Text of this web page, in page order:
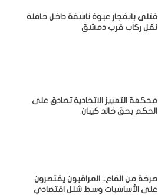
قتلى بانفجار عبوة ناسفة داخل حافلة
نقل ركاب قرب دمشق
محكمة التمييز الاتحادية تصادق على
الحكم بحق خالد كيبان
صرخة من القاع.. العراقيون يقتصرون
على الأساسيات وسط شلل اقتصادي